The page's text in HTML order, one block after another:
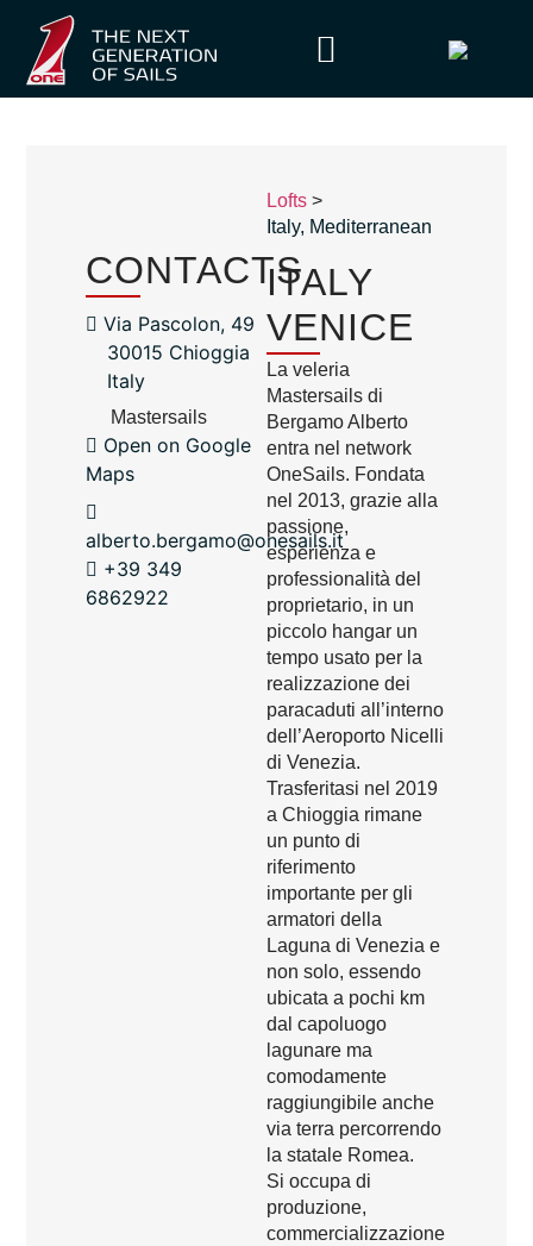
CONTACTS
Via Pascolon, 49
30015 Chioggia
Italy
Mastersails
Open on Google
Maps
alberto.bergamo@onesails.it
+39 349
6862922
Lofts >
Italy, Mediterranean
ITALY
VENICE
La veleria
Mastersails di
Bergamo Alberto
entra nel network
OneSails. Fondata
nel 2013, grazie alla
passione,
esperienza e
professionalità del
proprietario, in un
piccolo hangar un
tempo usato per la
realizzazione dei
paracaduti all’interno
dell’Aeroporto Nicelli
di Venezia.
Trasferitasi nel 2019
a Chioggia rimane
un punto di
riferimento
importante per gli
armatori della
Laguna di Venezia e
non solo, essendo
ubicata a pochi km
dal capoluogo
lagunare ma
comodamente
raggiungibile anche
via terra percorrendo
la statale Romea.
Si occupa di
produzione,
commercializzazione